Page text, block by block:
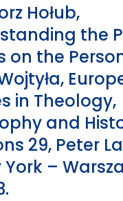
Hołub,
the
on the
in Theology,
and
29, Peter
York –